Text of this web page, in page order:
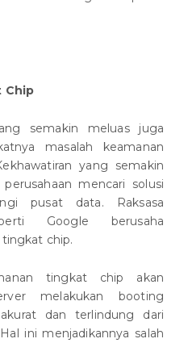
Chip
semakin meluas juga
masalah keamanan
yang semakin
mencari solusi
pusat data. Raksasa
Google berusaha
chip.
tingkat chip akan
melakukan booting
dan terlindung dari
ini menjadikannya salah